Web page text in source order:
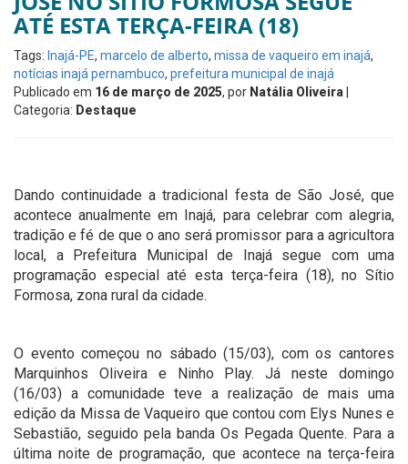
ATÉ ESTA TERÇA-FEIRA (18)
Tags: Inajá-PE, marcelo de alberto, missa de vaqueiro em inajá,
notícias inajá pernambuco, prefeitura municipal de inajá
Publicado em 16 de março de 2025, por Natália Oliveira
Categoria: Destaque
Dando continuidade a tradicional festa de São José, que
acontece anualmente em Inajá, para celebrar com alegria,
tradição e fé de que o ano será promissor para a agricultora
local, a Prefeitura Municipal de Inajá segue com uma
programação especial até esta terça-feira (18), no Sítio
Formosa, zona rural da cidade.
O evento começou no sábado (15/03), com os cantores
Marquinhos Oliveira e Ninho Play. Já neste domingo
(16/03) a comunidade teve a realização de mais uma
edição da Missa de Vaqueiro que contou com Elys Nunes e
Sebastião, seguido pela banda Os Pegada Quente. Para a
última noite de programação, que acontece na terça-feira